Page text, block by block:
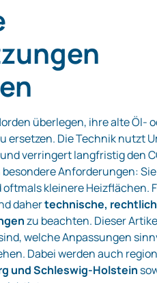
überlegen, ihre alte Öl‑
ersetzen. Die Technik nutzt
verringert langfristig den
Anforderungen:
kleinere Heizflächen.
dahertechnische,
zu beachten. Dieser
welche Anpassungen
Dabei werden auch
und Schleswig‑Holstein